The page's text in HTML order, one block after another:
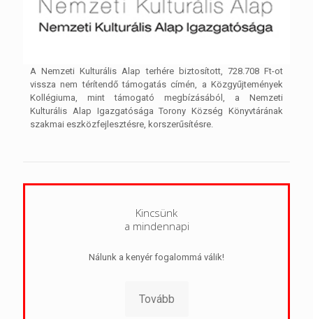
A Nemzeti Kulturális Alap terhére biztosított, 728.708 Ft-ot
vissza nem térítendő támogatás címén, a Közgyűjtemények
Kollégiuma, mint támogató megbízásából, a Nemzeti
Kulturális Alap Igazgatósága Torony Község Könyvtárának
szakmai eszközfejlesztésre, korszerűsítésre.
Kincsünk
a mindennapi
Nálunk a kenyér fogalommá válik!
Tovább